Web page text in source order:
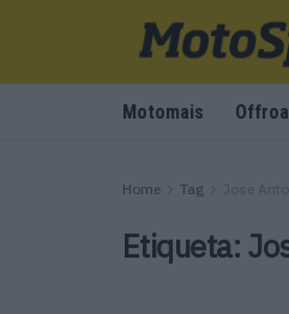
Motomais
Home Tag Jose
Etiqueta: